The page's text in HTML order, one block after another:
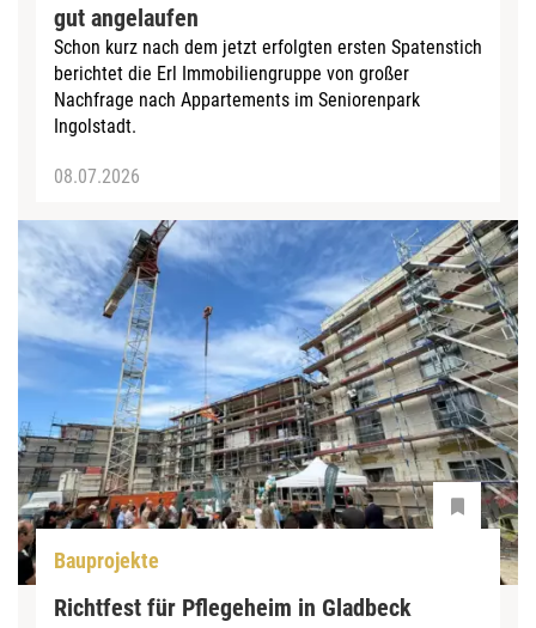
gut angelaufen
Schon kurz nach dem jetzt erfolgten ersten Spatenstich
berichtet die Erl Immobiliengruppe von großer
Nachfrage nach Appartements im Seniorenpark
Ingolstadt.
08.07.2026
Bauprojekte
Richtfest für Pflegeheim in Gladbeck